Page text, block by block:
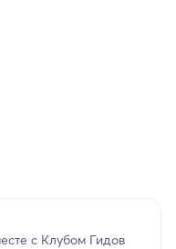
с Клубом Гидов